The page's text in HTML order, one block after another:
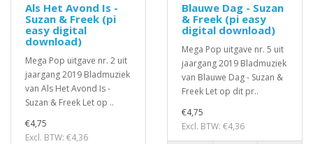
Als Het Avond Is -
Suzan & Freek (pi
easy digital
download)
Mega Pop uitgave nr. 2 uit
jaargang 2019 Bladmuziek
van Als Het Avond Is -
Suzan & Freek Let op ..
€4,75
Excl. BTW: €4,36
Blauwe Dag - Suzan
& Freek (pi easy
digital download)
Mega Pop uitgave nr. 5 uit
jaargang 2019 Bladmuziek
van Blauwe Dag - Suzan &
Freek Let op dit pr..
€4,75
Excl. BTW: €4,36